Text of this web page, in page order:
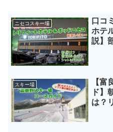
ニセコスキー場
口コ
ホテ
説】
スキー場
【富
ド】
は？